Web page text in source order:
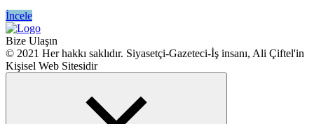
İncele
Bize Ulaşın
© 2021 Her hakkı saklıdır. Siyasetçi-Gazeteci-İş insanı, Ali Çiftel'in
Kişisel Web Sitesidir